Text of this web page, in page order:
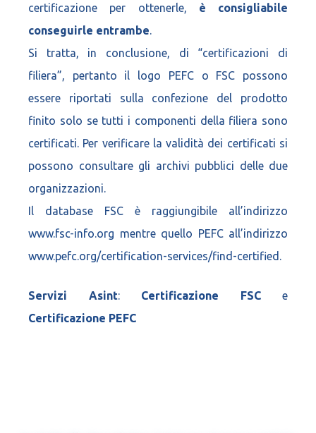
certificazione per ottenerle, è consigliabile
conseguirle entrambe.
Si tratta, in conclusione, di “certificazioni di
filiera”, pertanto il logo PEFC o FSC possono
essere riportati sulla confezione del prodotto
finito solo se tutti i componenti della filiera sono
certificati. Per verificare la validità dei certificati si
possono consultare gli archivi pubblici delle due
organizzazioni.
Il database FSC è raggiungibile all’indirizzo
www.fsc-info.org mentre quello PEFC all’indirizzo
www.pefc.org/certification-services/find-certified .
Servizi Asint: Certificazione FSCe
Certificazione PEFC